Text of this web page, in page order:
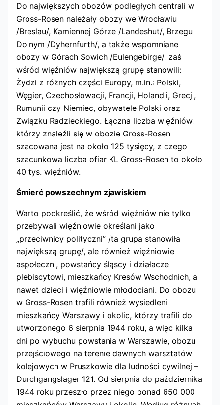
Do największych obozów podległych centrali w
Gross-Rosen należały obozy we Wrocławiu
/Breslau/, Kamiennej Górze /Landeshut/, Brzegu
Dolnym /Dyhernfurth/, a także wspomniane
obozy w Górach Sowich /Eulengebirge/, zaś
wśród więźniów największą grupę stanowili:
Żydzi z różnych części Europy, m.in.: Polski,
Węgier, Czechosłowacji, Francji, Holandii, Grecji,
Rumunii czy Niemiec, obywatele Polski oraz
Związku Radzieckiego. Łączna liczba więźniów,
którzy znaleźli się w obozie Gross-Rosen
szacowana jest na około 125 tysięcy, z czego
szacunkowa liczba ofiar KL Gross-Rosen to około
40 tys. więźniów.
Śmierć powszechnym zjawiskiem
Warto podkreślić, że wśród więźniów nie tylko
przebywali więźniowie określani jako
„przeciwnicy polityczni” /ta grupa stanowiła
największą grupę/, ale również więźniowie
aspołeczni, powstańcy śląscy i działacze
plebiscytowi, mieszkańcy Kresów Wschodnich, a
nawet dzieci i więźniowie młodociani. Do obozu
w Gross-Rosen trafili również wysiedleni
mieszkańcy Warszawy i okolic, którzy trafili do
utworzonego 6 sierpnia 1944 roku, a więc kilka
dni po wybuchu powstania w Warszawie, obozu
przejściowego na terenie dawnych warsztatów
kolejowych w Pruszkowie dla ludności cywilnej –
Durchgangslager 121. Od sierpnia do października
1944 roku przeszło przez niego ponad 650 000